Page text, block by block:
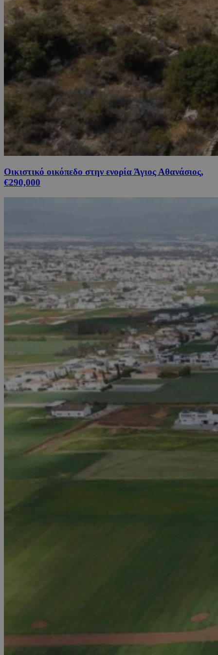
Οικιστικό οικόπεδο στην ενορία Άγιος Αθανάσιος,
€290,000